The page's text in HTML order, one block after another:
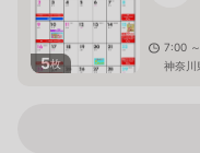
5枚
7:00
神奈川